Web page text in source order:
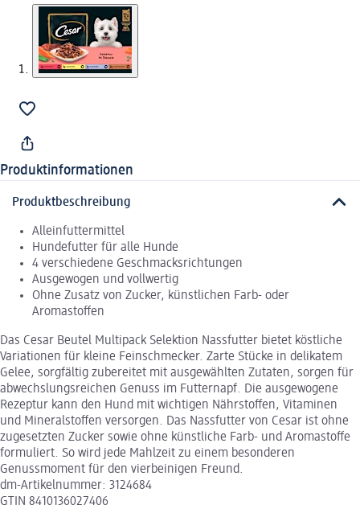
Produktinformationen
Produktbeschreibung
Alleinfuttermittel
Hundefutter für alle Hunde
4 verschiedene Geschmacksrichtungen
Ausgewogen und vollwertig
Ohne Zusatz von Zucker, künstlichen Farb- oder
Aromastoffen
Das Cesar Beutel Multipack Selektion Nassfutter bietet köstliche
Variationen für kleine Feinschmecker. Zarte Stücke in delikatem
Gelee, sorgfältig zubereitet mit ausgewählten Zutaten, sorgen für
abwechslungsreichen Genuss im Futternapf. Die ausgewogene
Rezeptur kann den Hund mit wichtigen Nährstoffen, Vitaminen
und Mineralstoffen versorgen. Das Nassfutter von Cesar ist ohne
zugesetzten Zucker sowie ohne künstliche Farb- und Aromastoffe
formuliert. So wird jede Mahlzeit zu einem besonderen
Genussmoment für den vierbeinigen Freund.
dm-Artikelnummer: 3124684
GTIN 8410136027406